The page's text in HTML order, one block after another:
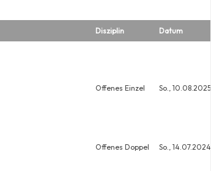
Disziplin Datum
Offenes Einzel So., 10.08.2025
Offenes Doppel So., 14.07.2024